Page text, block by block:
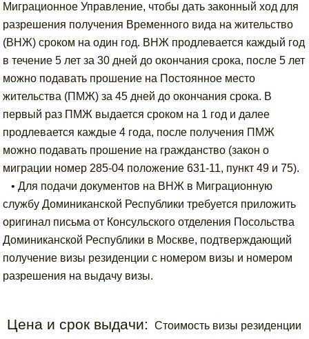
Миграционное Управление, чтобы дать законный ход для
разрешения получения Временного вида на жительство
(ВНЖ) сроком на один год. ВНЖ продлевается каждый год
в течение 5 лет за 30 дней до окончания срока, после 5 лет
можно подавать прошение на Постоянное место
жительства (ПМЖ) за 45 дней до окончания срока. В
первый раз ПМЖ выдается сроком на 1 год и далее
продлевается каждые 4 года, после получения ПМЖ
можно подавать прошение на гражданство (закон о
миграции номер 285-04 положение 631-11, пункт 49 и 75).
• Для подачи документов на ВНЖ в Миграционную
службу Доминиканской Республики требуется приложить
оригинал письма от Консульского отделения Посольства
Доминиканской Республики в Москве, подтверждающий
получение визы резиденции с номером визы и номером
разрешения на выдачу визы.
Цена и срок выдачи:
Стоимость визы резиденции